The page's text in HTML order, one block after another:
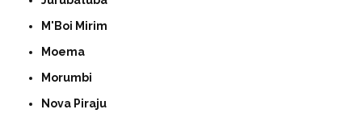
M'Boi Mirim
Moema
Morumbi
Nova Piraju